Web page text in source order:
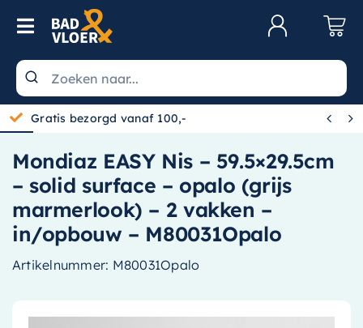
Skip to content
Toggle Navigation
Wastafels
Spiegels
Kranen
Douche
Badkamermeubels
Gratis bezorgd vanaf 100,-  
Mondiaz EASY Nis – 59.5×29.5cm
– solid surface – opalo (grijs
marmerlook) – 2 vakken –
in/opbouw – M80031Opalo
Artikelnummer: M80031Opalo